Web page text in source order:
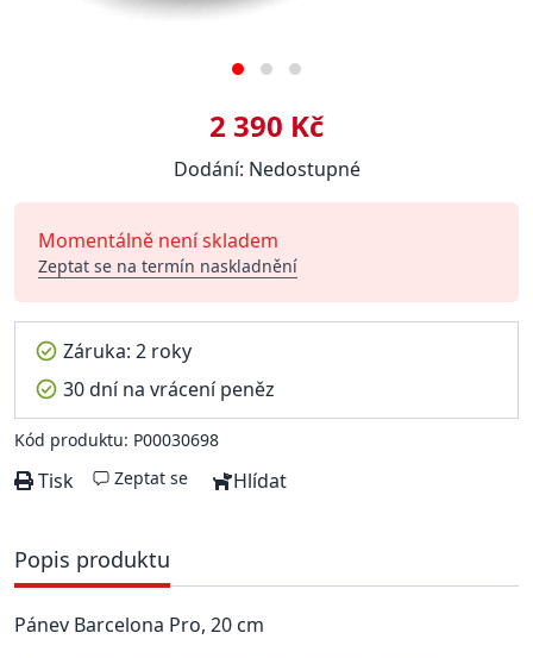
2 390 Kč
Dodání: Nedostupné
Momentálně není skladem
Zeptat se na termín naskladnění
Záruka: 2 roky
30 dní na vrácení peněz
Kód produktu: P00030698
Tisk Zeptat se Hlídat
Popis produktu
Pánev Barcelona Pro, 20 cm